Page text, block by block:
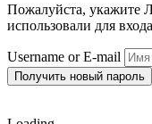
Пожалуйста, укажите
использовали для
Username or E-mail
Получить новый пароль